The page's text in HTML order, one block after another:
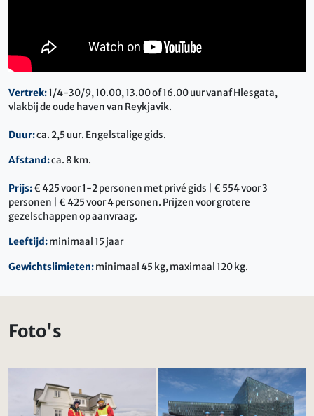
Vertrek:1/4-30/9, 10.00, 13.00 of 16.00 uur vanaf Hlesgata,
vlakbij de oude haven van Reykjavik.
Duur:ca. 2,5 uur. Engelstalige gids.
Afstand:ca. 8 km.
Prijs:€ 425 voor 1-2 personen met privé gids | € 554 voor 3
personen | € 425 voor 4 personen. Prijzen voor grotere
gezelschappen op aanvraag.
Leeftijd:minimaal 15 jaar
Gewichtslimieten:minimaal 45 kg, maximaal 120 kg.
Foto's